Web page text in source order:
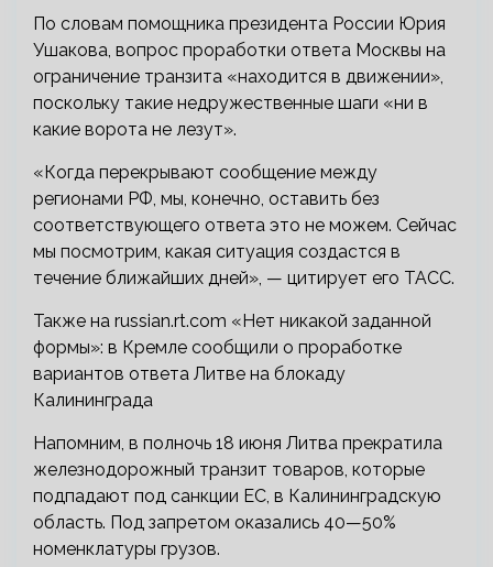
По словам помощника президента России Юрия
Ушакова, вопрос проработки ответа Москвы на
ограничение транзита «находится в движении»,
поскольку такие недружественные шаги «ни в
какие ворота не лезут».
«Когда перекрывают сообщение между
регионами РФ, мы, конечно, оставить без
соответствующего ответа это не можем. Сейчас
мы посмотрим, какая ситуация создастся в
течение ближайших дней», — цитирует его ТАСС.
Также на russian.rt.com «Нет никакой заданной
формы»: в Кремле сообщили о проработке
вариантов ответа Литве на блокаду
Калининграда
Напомним, в полночь 18 июня Литва прекратила
железнодорожный транзит товаров, которые
подпадают под санкции ЕС, в Калининградскую
область. Под запретом оказались 40—50%
номенклатуры грузов.